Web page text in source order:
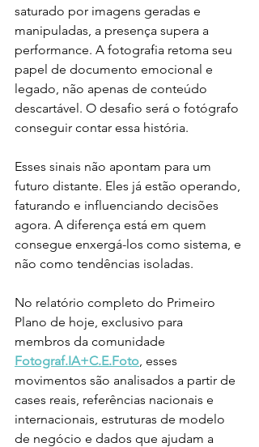
saturado por imagens geradas e
manipuladas, a presença supera a
performance. A fotografia retoma seu
papel de documento emocional e
legado, não apenas de conteúdo
descartável. O desafio será o fotógrafo
conseguir contar essa história.
Esses sinais não apontam para um
futuro distante. Eles já estão operando,
faturando e influenciando decisões
agora. A diferença está em quem
consegue enxergá-los como sistema, e
não como tendências isoladas.
No relatório completo do Primeiro
Plano de hoje, exclusivo para
membros da comunidade
Fotograf.IA+C.E.Foto, esses
movimentos são analisados a partir de
cases reais, referências nacionais e
internacionais, estruturas de modelo
de negócio e dados que ajudam a